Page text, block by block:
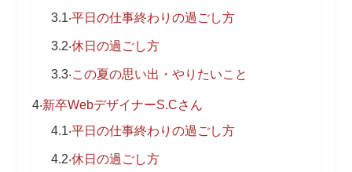
3.1平日の仕事終わりの過ごし方
3.2休日の過ごし方
3.3この夏の思い出・やりたいこと
4新卒WebデザイナーS.Cさん
4.1平日の仕事終わりの過ごし方
4.2休日の過ごし方